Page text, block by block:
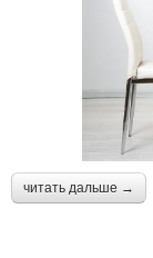
читать дальше →